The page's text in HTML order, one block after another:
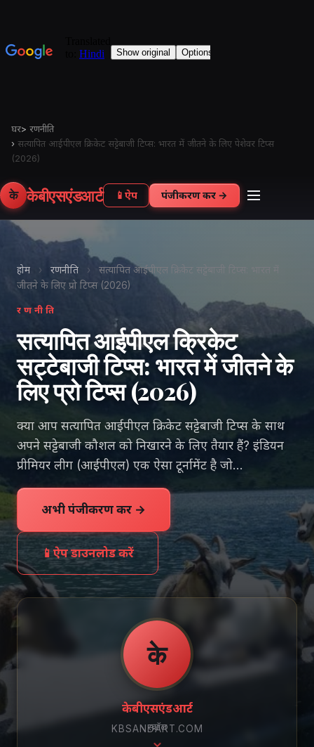
घर> रणनीति
› सत्यापित आईपीएल क्रिकेट सट्टेबाजी टिप्स: भारत में जीतने के लिए पेशेवर टिप्स
(2026)
के केबीएसएंडआर्ट 📱 ऐप पंजीकरण करें →
होम › रणनीति ›
सत्यापित आईपीएल क्रिकेट सट्टेबाजी टिप्स: भारत में
जीतने के लिए प्रो टिप्स (2026)
रणनीति
सत्यापित आईपीएल क्रिकेट
सट्टेबाजी टिप्स: भारत में जीतने के
लिए प्रो टिप्स (2026)
क्या आप सत्यापित आईपीएल क्रिकेट सट्टेबाजी टिप्स के साथ
अपने सट्टेबाजी कौशल को निखारने के लिए तैयार हैं? इंडियन
प्रीमियर लीग (आईपीएल) एक ऐसा टूर्नामेंट है जो...
अभी पंजीकरण करें →
📱 ऐप डाउनलोड करें
के
केबीएसएंडआर्ट
KBSANDART.COM
स्क्रॉल